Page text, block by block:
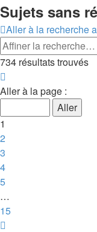
Sujets sans
Aller à la recherche
734 résultats trouvés
1
15
Aller à la page :
1
2
3
4
5
…
15